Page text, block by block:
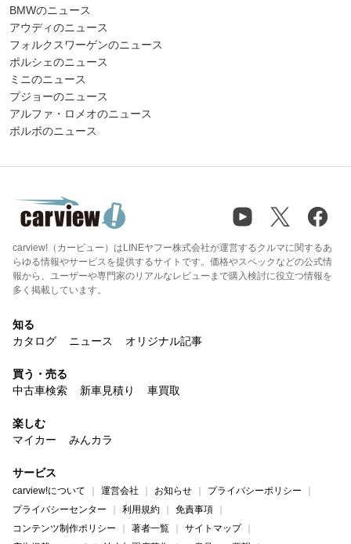
BMWのニュース
アウディのニュース
フォルクスワーゲンのニュース
ポルシェのニュース
ミニのニュース
プジョーのニュース
アルファ・ロメオのニュース
ボルボのニュース
carview!（カービュー）はLINEヤフー株式会社が運営するクルマに関するあ
らゆる情報やサービスを提供するサイトです。価格やスペックなどの公式情
報から、ユーザーや専門家のリアルなレビューまで購入検討に役立つ情報を
多く掲載しています。
知る
カタログ
ニュース オリジナル記事
買う・売る
中古車検索
新車見積り 車買取
楽しむ
マイカー
みんカラ
サービス
carview!について 運営会社 お知らせ
プライバシーポリシー
プライバシーセンター
利用規約
免責事項
コンテンツ制作ポリシー
著者一覧
サイトマップ